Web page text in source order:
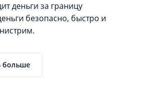
деньги за границу
безопасно, быстро и
больше